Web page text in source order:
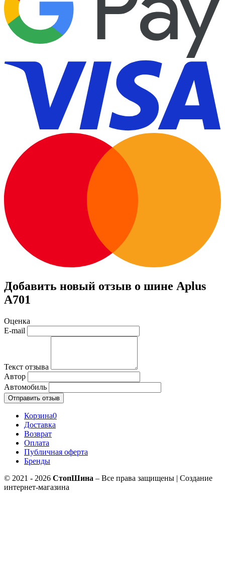
Добавить новый отзыв о шине Aplus
A701
Оценка
E-mail
Текст отзыва
Автор
Автомобиль
Отправить отзыв
Корзина0
Доставка
Возврат
Оплата
Публичная оферта
Бренды
© 2021 - 2026 СтопШина – Все права защищены | Создание
интернет-магазина